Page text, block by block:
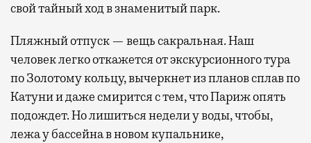
свой тайный ход в знаменитый парк.
Пляжный отпуск — вещь сакральная. Наш
человек легко откажется от экскурсионного тура
по Золотому кольцу, вычеркнет из планов сплав по
Катуни и даже смирится с тем, что Париж опять
подождет. Но лишиться недели у воды, чтобы,
лежа у бассейна в новом купальнике,